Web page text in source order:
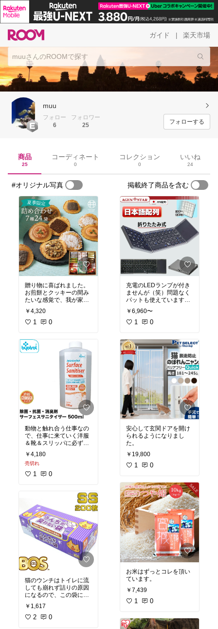
ガイド 楽天市場
muu
フォロー
6
フォロワー
25
フォローする
商品
25
コーディネート
0
コレクション
0
いいね
24
#オリジナル写真 掲載終了商品を含む
贈り物に喜ばれました。
お煎餅とクッキーの間み
たいな感覚で、我が家用
にも購入。
今後も贈り物に利用させ
て頂きます。
￥4,320
1 0
動物と触れ合う仕事なの
で、仕事に来ていく洋服
＆靴＆スリッパに必ずス
プレーしています。
希釈するのでしばらく使
えます。
￥4,180
売切れ
1 0
猫のウンチはトイレに流
しても崩れず詰りの原因
になるので、この袋に入
れて可燃ゴミに出してい
ます。
全く臭わないし生ゴミも
￥1,617
2 0
充電のLEDランプが付き
ませんが（笑）問題なく
パットも使えています。
仕事で動画や写真を撮っ
て文章も打たなくてはな
らないので、iphone用に
普段もMacを使用してい
るのであまり困惑するこ
とはありませんが、Mac
のキーボード操作と少し
の違いはありますが困る
ほどではないです。
￥6,960〜
1 0
安心して玄関ドアを開け
られるようになりまし
た。
￥19,800
1 0
お米はずっとコレを頂い
ています。
￥7,439
1 0